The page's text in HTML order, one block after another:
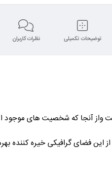
توضیحات تکمیلی نظرات کاربران
واز آنجا که شخصیت های موجود
این فضای گرافیکی خیره کننده